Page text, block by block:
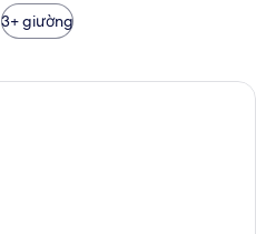
3+ giường
Phòng Deluxe | Bộ đồ giường cao